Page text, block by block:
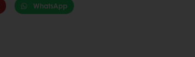
WhatsApp